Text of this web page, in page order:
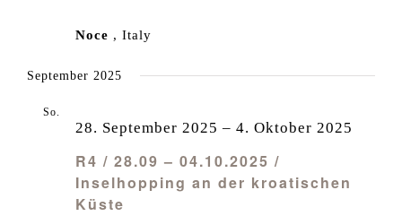
Noce , Italy
September 2025
So.
R4 / 28.09 – 04.10.2025 /
Inselhopping an der kroatischen
Küste
28. September 2025 – 4. Oktober 2025